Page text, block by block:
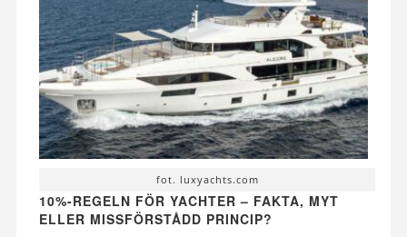
fot. luxyachts.com
10%-REGELN FÖR YACHTER – FAKTA, MYT
ELLER MISSFÖRSTÅDD PRINCIP?